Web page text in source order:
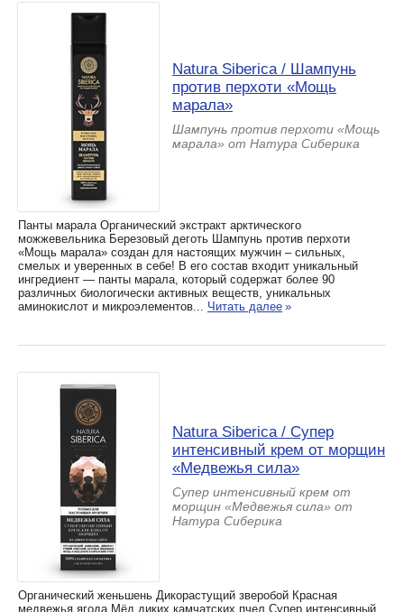
Natura Siberica / Шампунь
против перхоти «Мощь
марала»
Шампунь против перхоти «Мощь
марала» от Натура Сиберика
Панты марала Органический экстракт арктического
можжевельника Березовый деготь Шампунь против перхоти
«Мощь марала» создан для настоящих мужчин – сильных,
смелых и уверенных в себе! В его состав входит уникальный
ингредиент — панты марала, который содержат более 90
различных биологически активных веществ, уникальных
аминокислот и микроэлементов... Читать далее »
Natura Siberica / Супер
интенсивный крем от морщин
«Медвежья сила»
Супер интенсивный крем от
морщин «Медвежья сила» от
Натура Сиберика
Органический женьшень Дикорастущий зверобой Красная
медвежья ягода Мёд диких камчатских пчел Супер интенсивный